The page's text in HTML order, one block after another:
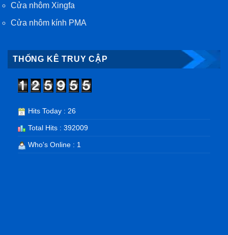
Cửa nhôm Xingfa
Cửa nhôm kính PMA
THỐNG KÊ TRUY CẬP
Hits Today : 26
Total Hits : 392009
Who's Online : 1